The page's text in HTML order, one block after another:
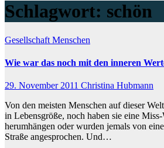
Schlagwort: schön
Gesellschaft Menschen
Wie war das noch mit den inneren
29. November 2011 Christina Hubmann
Von den meisten Menschen auf dieser
in Lebensgröße, noch haben sie eine
herumhängen oder wurden jemals von
Straße angesprochen. Und…